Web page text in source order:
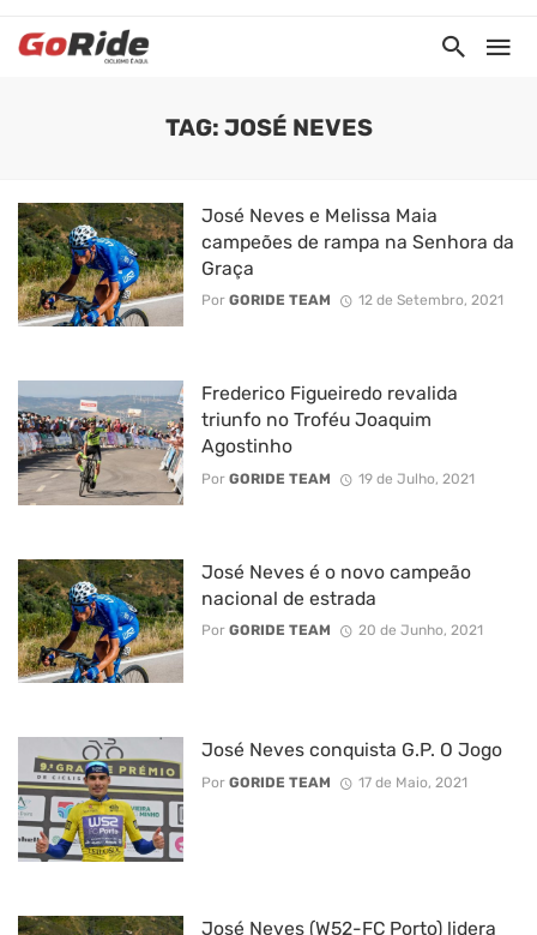
TAG: JOSÉ NEVES
José Neves e Melissa Maia
campeões de rampa na Senhora da
Graça
Por GORIDE TEAM 12 de Setembro, 2021
Frederico Figueiredo revalida
triunfo no Troféu Joaquim
Agostinho
Por GORIDE TEAM 19 de Julho, 2021
José Neves é o novo campeão
nacional de estrada
Por GORIDE TEAM 20 de Junho, 2021
José Neves conquista G.P. O Jogo
Por GORIDE TEAM 17 de Maio, 2021
José Neves (W52-FC Porto) lidera